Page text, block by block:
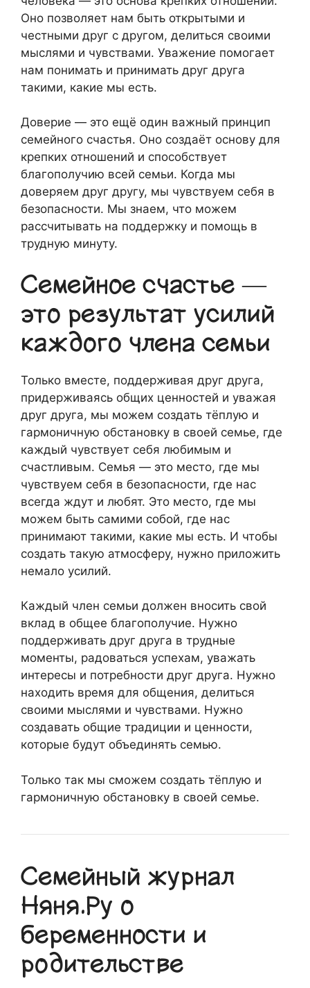
Оно позволяет нам быть открытыми и
честными друг с другом, делиться своими
мыслями и чувствами. Уважение помогает
нам понимать и принимать друг друга
такими, какие мы есть.
Доверие — это ещё один важный принцип
семейного счастья. Оно создаёт основу для
крепких отношений и способствует
благополучию всей семьи. Когда мы
доверяем друг другу, мы чувствуем себя в
безопасности. Мы знаем, что можем
рассчитывать на поддержку и помощь в
трудную минуту.
Семейное счастье —
это результат усилий
каждого члена семьи
Только вместе, поддерживая друг друга,
придерживаясь общих ценностей и уважая
друг друга, мы можем создать тёплую и
гармоничную обстановку в своей семье, где
каждый чувствует себя любимым и
счастливым. Семья — это место, где мы
чувствуем себя в безопасности, где нас
всегда ждут и любят. Это место, где мы
можем быть самими собой, где нас
принимают такими, какие мы есть. И чтобы
создать такую атмосферу, нужно приложить
немало усилий.
Каждый член семьи должен вносить свой
вклад в общее благополучие. Нужно
поддерживать друг друга в трудные
моменты, радоваться успехам, уважать
интересы и потребности друг друга. Нужно
находить время для общения, делиться
своими мыслями и чувствами. Нужно
создавать общие традиции и ценности,
которые будут объединять семью.
Только так мы сможем создать тёплую и
гармоничную обстановку в своей семье.
Семейный журнал
Няня.Ру о
беременности и
родительстве